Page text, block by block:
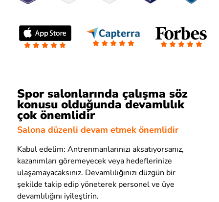
Spor salonlarında çalışma söz
konusu olduğunda devamlılık
çok önemlidir
Salona düzenli devam etmek önemlidir
Kabul edelim: Antrenmanlarınızı aksatıyorsanız,
kazanımları göremeyecek veya hedeflerinize
ulaşamayacaksınız. Devamlılığınızı düzgün bir
şekilde takip edip yöneterek personel ve üye
devamlılığını iyileştirin.